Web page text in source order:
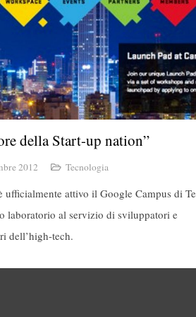
della Start-up nation”
2012 Tecnologia
ufficialmente attivo il Google Campus di
laboratorio al servizio di sviluppatori e
dell’high-tech.